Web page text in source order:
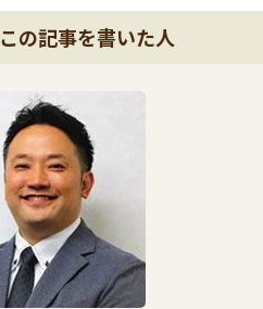
この記事を書いた人